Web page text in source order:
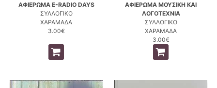
ΑΦΙΕΡΩΜΑ E-RADIO DAYS
ΣΥΛΛΟΓΙΚΟ
ΧΑΡΑΜΑΔΑ
3.00€
ΑΦΙΕΡΩΜΑ ΜΟΥΣΙΚΗ ΚΑΙ
ΛΟΓΟΤΕΧΝΙΑ
ΣΥΛΛΟΓΙΚΟ
ΧΑΡΑΜΑΔΑ
3.00€